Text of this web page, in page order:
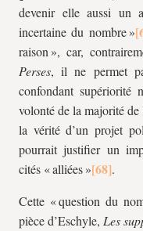
devenir elle aussi un
incertaine du nombre »
raison », car,
Perses, il ne permet
confondant supériorité
volonté de la majorité
la vérité d’un projet
pourrait justifier un
cités « alliées »
.
Cette « question du
pièce d’Eschyle, Les